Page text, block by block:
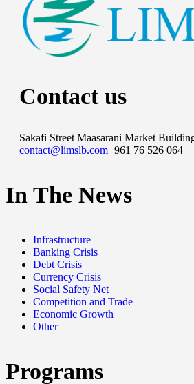
Contact us
Sakafi Street Maasarani Market
contact@limslb.com+961 76 526 064
In The News
Infrastructure
Banking Crisis
Debt Crisis
Currency Crisis
Social Safety Net
Competition and Trade
Economic Growth
Other
Programs